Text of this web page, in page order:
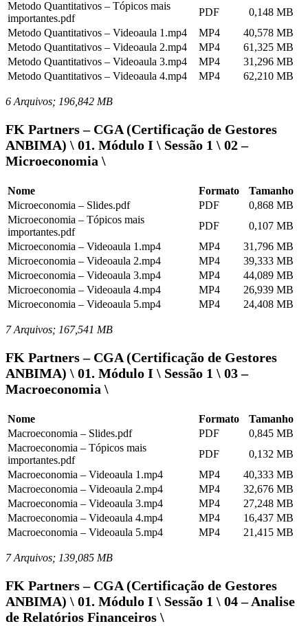
Metodo Quantitativos – Tópicos mais
importantes.pdf
PDF
0,148 MB
Metodo Quantitativos – Videoaula 1.mp4
MP4
40,578 MB
Metodo Quantitativos – Videoaula 2.mp4
MP4
61,325 MB
Metodo Quantitativos – Videoaula 3.mp4
MP4
31,296 MB
Metodo Quantitativos – Videoaula 4.mp4
MP4 62,210 MB
6 Arquivos; 196,842 MB
FK Partners – CGA (Certificação de Gestores
ANBIMA) \ 01. Módulo I \ Sessão 1 \ 02 –
Microeconomia \
Nome Formato
Tamanho
Microeconomia – Slides.pdf
PDF
0,868 MB
Microeconomia – Tópicos mais
importantes.pdf
PDF
0,107 MB
Microeconomia – Videoaula 1.mp4
MP4
31,796 MB
Microeconomia – Videoaula 2.mp4
MP4
39,333 MB
Microeconomia – Videoaula 3.mp4
MP4
44,089 MB
Microeconomia – Videoaula 4.mp4
MP4
26,939 MB
Microeconomia – Videoaula 5.mp4
MP4 24,408 MB
7 Arquivos; 167,541 MB
FK Partners – CGA (Certificação de Gestores
ANBIMA) \ 01. Módulo I \ Sessão 1 \ 03 –
Macroeconomia \
Nome Formato
Tamanho
Macroeconomia – Slides.pdf
PDF
0,845 MB
Macroeconomia – Tópicos mais
importantes.pdf
PDF
0,132 MB
Macroeconomia – Videoaula 1.mp4
MP4
40,333 MB
Macroeconomia – Videoaula 2.mp4
MP4
32,676 MB
Macroeconomia – Videoaula 3.mp4
MP4
27,248 MB
Macroeconomia – Videoaula 4.mp4
MP4
16,437 MB
Macroeconomia – Videoaula 5.mp4
MP4 21,415 MB
7 Arquivos; 139,085 MB
FK Partners – CGA (Certificação de Gestores
ANBIMA) \ 01. Módulo I \ Sessão 1 \ 04 – Analise
de Relatórios Financeiros \